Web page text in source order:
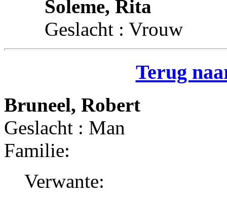
Soleme, Rita
Geslacht : Vrouw
Terug
Bruneel, Robert
Geslacht : Man
Familie:
Verwante: